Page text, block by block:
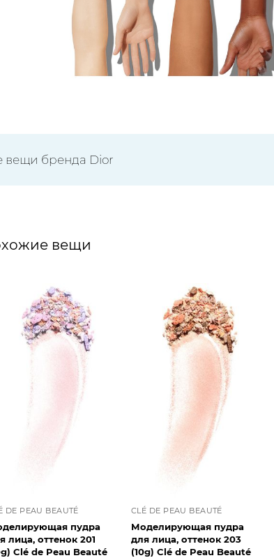
вещи бренда Dior
вещи
DE PEAU BEAUTÉ
пудра
лица, оттенок 201
Clé de Peau Beauté
CLÉ DE PEAU BEAUTÉ
Моделирующая пудра
для лица, оттенок 203
(10g) Clé de Peau Beauté